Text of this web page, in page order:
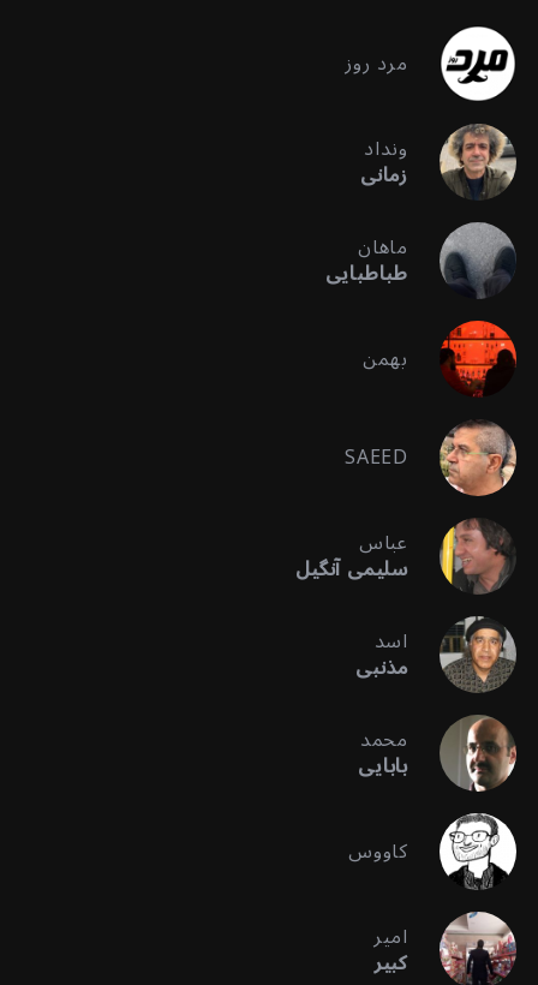
مرد روز
ونداد
زمانی
ماهان
طباطبایی
بهمن
SAEED
عباس
سلیمی آنگیل
اسد
مذنبی
محمد
بابایی
کاووس
امیر
کبیر